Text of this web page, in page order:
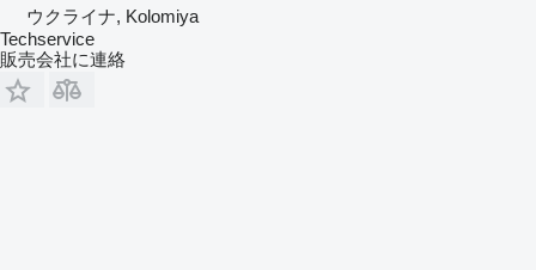
ウクライナ, Kolomiya
Techservice
販売会社に連絡